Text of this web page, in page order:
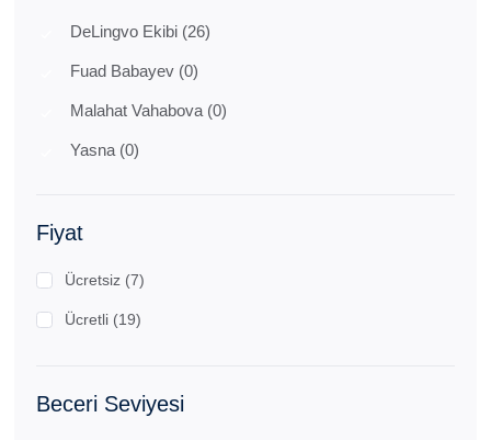
DeLingvo Ekibi (26)
Fuad Babayev (0)
Malahat Vahabova (0)
Yasna (0)
Fiyat
Ücretsiz (7)
Ücretli (19)
Beceri Seviyesi